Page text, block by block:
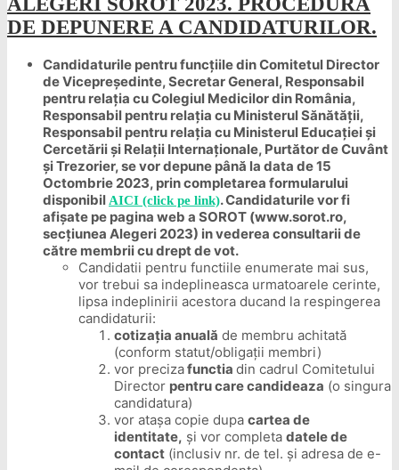
DE DEPUNERE A CANDIDATURILOR.
Candidaturile pentru funcțiile din Comitetul Director
de Vicepreședinte, Secretar General, Responsabil
pentru relația cu Colegiul Medicilor din România,
Responsabil pentru relația cu Ministerul Sănătății,
Responsabil pentru relația cu Ministerul Educației și
Cercetării și Relații Internaționale, Purtător de Cuvânt
și Trezorier, se vor depune până la data de 15
Octombrie 2023, prin completarea formularului
disponibil AICI (click pe link). Candidaturile vor fi
afișate pe pagina web a SOROT (www.sorot.ro,
secțiunea Alegeri 2023) in vederea consultarii de
către membrii cu drept de vot.
Candidatii pentru functiile enumerate mai sus,
vor trebui sa indeplineasca urmatoarele cerinte,
lipsa indeplinirii acestora ducand la respingerea
candidaturii:
cotizația anuală de membru achitată
(conform statut/obligații membri)
vor precizafunctia din cadrul Comitetului
Director pentru care candideaza (o singura
candidatura)
vor atașa copie dupa cartea de
identitate, și vor completa datele de
contact (inclusiv nr. de tel. și adresa de e-